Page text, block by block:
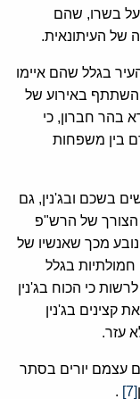
על בשרו, שהם
של העיתונאית.
בגלל שהם איימו
השתתף באירוע של
בהר חברון, כי
בין משפחות
בשכם ובג'נין, גם
הצורך של הרש"פ
נובע מכך שאנשיו של
בגלל
כי הכוח בג'נין
קצינים בג'נין
עזר.
עצמם יורים בסתר
[7]
.